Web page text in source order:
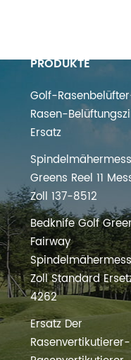
PRODUKTE
Golf-
Rasen-
Ersatz
Greens Reel 11
Zoll 137-8512
Bedknife Golf
Fairway
Zoll Standard
4262
Ersatz Der
Rasenvertikutierer-